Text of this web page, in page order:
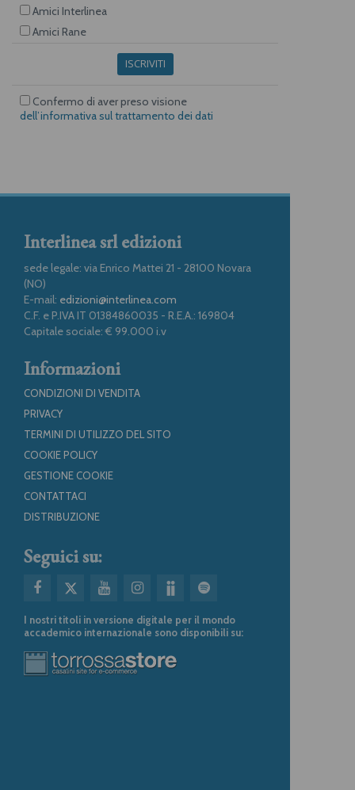
Amici Interlinea
Amici Rane
ISCRIVITI
Confermo di aver preso visione
dell’informativa sul trattamento dei dati
Interlinea srl edizioni
sede legale: via Enrico Mattei 21 - 28100 Novara
(NO)
E-mail: edizioni@interlinea.com
C.F. e P.IVA IT 01384860035 - R.E.A.: 169804
Capitale sociale: € 99.000 i.v
Informazioni
CONDIZIONI DI VENDITA
PRIVACY
TERMINI DI UTILIZZO DEL SITO
COOKIE POLICY
GESTIONE COOKIE
CONTATTACI
DISTRIBUZIONE
Seguici su:
I nostri titoli in versione digitale per il mondo
accademico internazionale sono disponibili su: